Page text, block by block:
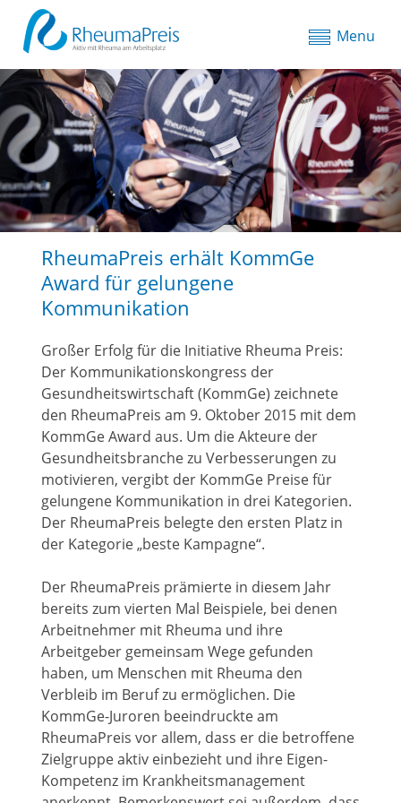
Menu
RheumaPreis erhält KommGe
Award für gelungene
Kommunikation
Großer Erfolg für die Initiative Rheuma Preis:
Der Kommunikationskongress der
Gesundheitswirtschaft (KommGe) zeichnete
den RheumaPreis am 9. Oktober 2015 mit dem
KommGe Award aus. Um die Akteure der
Gesundheitsbranche zu Verbesserungen zu
motivieren, vergibt der KommGe Preise für
gelungene Kommunikation in drei Kategorien.
Der RheumaPreis belegte den ersten Platz in
der Kategorie „beste Kampagne“.
Der RheumaPreis prämierte in diesem Jahr
bereits zum vierten Mal Beispiele, bei denen
Arbeitnehmer mit Rheuma und ihre
Arbeitgeber gemeinsam Wege gefunden
haben, um Menschen mit Rheuma den
Verbleib im Beruf zu ermöglichen. Die
KommGe-Juroren beeindruckte am
RheumaPreis vor allem, dass er die betroffene
Zielgruppe aktiv einbezieht und ihre Eigen-
Kompetenz im Krankheitsmanagement